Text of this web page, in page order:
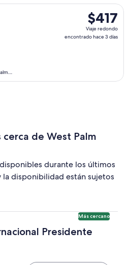
$417
Viaje
redondo,
$417
Viaje redondo
encontrado hace 3 días
Airways, con salida el dom, 1
de West Palm
durante los últimos
la disponibilidad están sujetos
Más cercano
Presidente